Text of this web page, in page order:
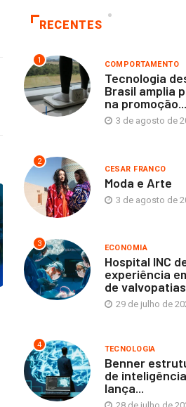
COMPORTAMENTO
ECONOMIA
Tecnologia desenvolvida no
na...
3 de agosto de 2026
RECENTES
1 COMPORTAMENTO
Tecnologia
Brasil amplia
na promoção...
3 de agosto de
2
CESAR FRANCO
Moda e Arte
3 de agosto de
3 ECONOMIA
Hospital INC
experiência
de
29 de julho de
4 TECNOLOGIA
Benner
de
lança...